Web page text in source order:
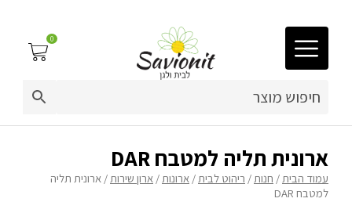
03-9212883
ריפוד לריהוט גן
פינות זולה
0
ארונית תליה למטבח DAR
עמוד הבית/ חנות/ ריהוט לבית/ ארונות/ ארון שירות/ ארונית תליה
למטבח DAR